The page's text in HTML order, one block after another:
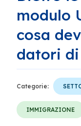
modulo
cosa
datori
Categorie:
IMMIGRAZIONE